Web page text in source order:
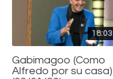
18:03
Gabimagoo (Como
Alfredo por su casa)